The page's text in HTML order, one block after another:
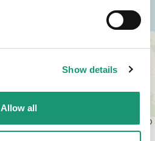
Show details
Allow all
© OpenStreetMap contributors, © CARTO